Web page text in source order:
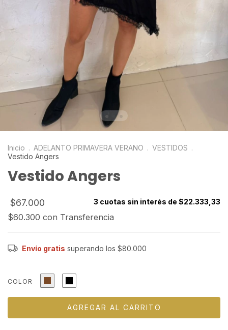
Inicio . ADELANTO PRIMAVERA VERANO . VESTIDOS .
Vestido Angers
Vestido Angers
$67.000 3 cuotas sin interés de $22.333,33
$60.300 con Transferencia
Envío gratis superando los $80.000
COLOR